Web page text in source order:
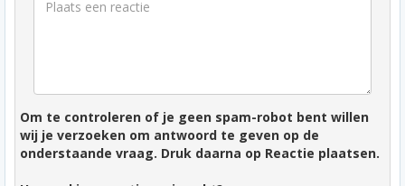
Om te controleren of je geen spam-robot bent willen
wij je verzoeken om antwoord te geven op de
onderstaande vraag. Druk daarna op Reactie plaatsen.